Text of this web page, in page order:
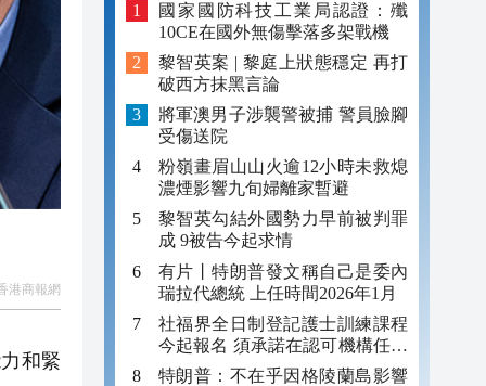
港商報網
和緊
國家國防科技工業局認證：殲
10CE在國外無傷擊落多架戰機
黎智英案 | 黎庭上狀態穩定 再打
破西方抹黑言論
將軍澳男子涉襲警被捕 警員臉腳
受傷送院
粉嶺畫眉山山火逾12小時未救熄
濃煙影響九旬婦離家暫避
黎智英勾結外國勢力早前被判罪
成 9被告今起求情
有片丨特朗普發文稱自己是委內
瑞拉代總統 上任時間2026年1月
社福界全日制登記護士訓練課程
今起報名 須承諾在認可機構任職
至少三年
特朗普：不在乎因格陵蘭島影響